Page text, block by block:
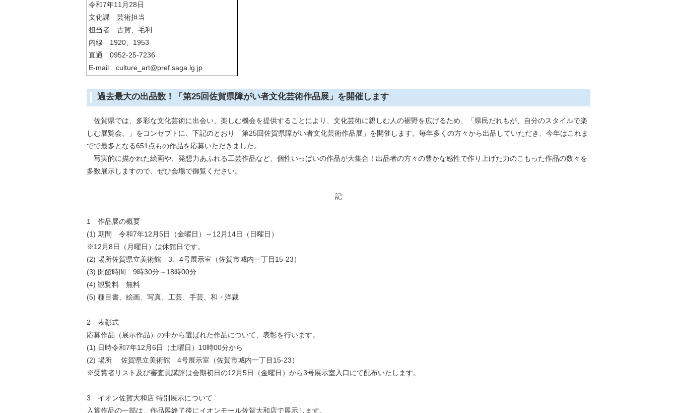
令和7年11月28日
文化課 芸術担当
担当者 古賀、毛利
内線 1920、1953
直通 0952-25-7236
E-mail culture_art@pref.saga.lg.jp
過去最大の出品数！「第25回佐賀県障がい者文化芸術作品展」を開催します
佐賀県では、多彩な文化芸術に出会い、楽しむ機会を提供することにより、文化芸術に親しむ人の裾野を広げるため、「県民だれもが、自分のスタイルで楽
しむ展覧会。」をコンセプトに、下記のとおり「第25回佐賀県障がい者文化芸術作品展」を開催します。毎年多くの方々から出品していただき、今年はこれま
でで最多となる651点もの作品を応募いただきました。
写実的に描かれた絵画や、発想力あふれる工芸作品など、個性いっぱいの作品が大集合！出品者の方々の豊かな感性で作り上げた力のこもった作品の数々を
多数展示しますので、ぜひ会場で御覧ください。
記
1 作品展の概要
(1) 期間 令和7年12月5日（金曜日）～12月14日（日曜日）
※12月8日（月曜日）は休館日です。
(2) 場所佐賀県立美術館 3、4号展示室（佐賀市城内一丁目15-23）
(3) 開館時間 9時30分～18時00分
(4) 観覧料 無料
(5) 種目書、絵画、写真、工芸、手芸、和・洋裁
2 表彰式
応募作品（展示作品）の中から選ばれた作品について、表彰を行います。
(1) 日時令和7年12月6日（土曜日）10時00分から
(2) 場所 佐賀県立美術館 4号展示室（佐賀市城内一丁目15-23）
※受賞者リスト及び審査員講評は会期初日の12月5日（金曜日）から3号展示室入口にて配布いたします。
3 イオン佐賀大和店 特別展示について
入賞作品の一部は、作品展終了後にイオンモール佐賀大和店で展示します。